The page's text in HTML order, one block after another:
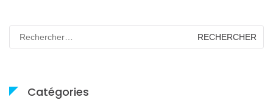
Rechercher :
Catégories